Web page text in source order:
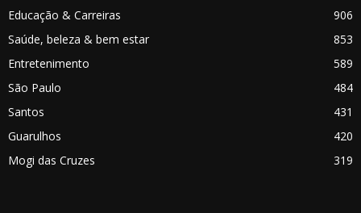
Educação & Carreiras
906
Saúde, beleza & bem estar
853
Entretenimento
589
São Paulo
484
Santos
431
Guarulhos
420
Mogi das Cruzes
319